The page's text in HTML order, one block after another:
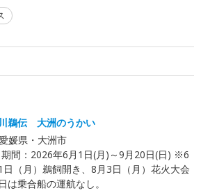
鵜伝 大洲のうかい
媛県・大洲市
期間： 2026年6月1日(月)～9月20日(日) ※6
日（月）鵜飼開き、8月3日（月）花火大会
は乗合船の運航なし。